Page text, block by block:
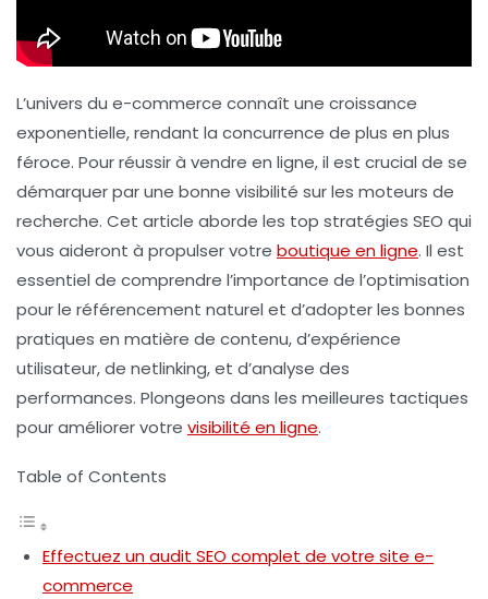
L’univers du e-commerce connaît une croissance
exponentielle, rendant la concurrence de plus en plus
féroce. Pour réussir à vendre en ligne, il est crucial de se
démarquer par une bonne visibilité sur les moteurs de
recherche. Cet article aborde les top stratégies SEO qui
vous aideront à propulser votre boutique en ligne. Il est
essentiel de comprendre l’importance de l’optimisation
pour le référencement naturel et d’adopter les bonnes
pratiques en matière de contenu, d’expérience
utilisateur, de netlinking, et d’analyse des
performances. Plongeons dans les meilleures tactiques
pour améliorer votre visibilité en ligne.
Table of Contents
Effectuez un audit SEO complet de votre site e-
commerce